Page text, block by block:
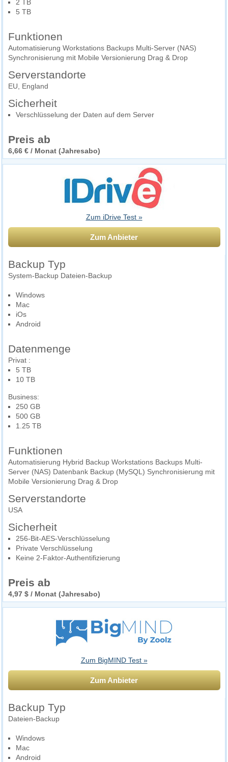
2 TB
5 TB
Funktionen
Automatisierung Workstations Backups Multi-Server (NAS)
Synchronisierung mit Mobile Versionierung Drag & Drop
Serverstandorte
EU, England
Sicherheit
Verschlüsselung der Daten auf dem Server
Preis ab
6,66 € / Monat (Jahresabo)
Zum iDrive Test »
Zum Anbieter
Backup Typ
System-Backup Dateien-Backup
Windows
Mac
iOs
Android
Datenmenge
Privat :
5 TB
10 TB
Business:
250 GB
500 GB
1.25 TB
Funktionen
Automatisierung Hybrid Backup Workstations Backups Multi-
Server (NAS) Datenbank Backup (MySQL) Synchronisierung mit
Mobile Versionierung Drag & Drop
Serverstandorte
USA
Sicherheit
256-Bit-AES-Verschlüsselung
Private Verschlüsselung
Keine 2-Faktor-Authentifizierung
Preis ab
4,97 $ / Monat (Jahresabo)
Zum BigMIND Test »
Zum Anbieter
Backup Typ
Dateien-Backup
Windows
Mac
Android